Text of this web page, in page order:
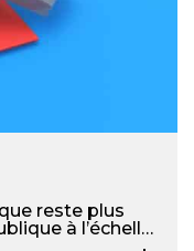
reste plus
à l’échelle